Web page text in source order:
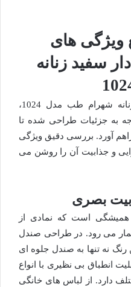
ویژگی های
سفید زنانه
صندل طبی سگک دار سفید زنانه شهرام طب مدل 1024،
به جزئیات طراحی شده تا
آورد. بررسی دقیق ویژگی
و جذابیت آن را روشن می
بصری
همیشگی است که نمادی از
می رود. در طراحی صندل
طب مدل 1024، این رنگ نه تنها به صندل جلوه ای
انطباق بی نظیری با انواع
دارد. از لباس های خانگی